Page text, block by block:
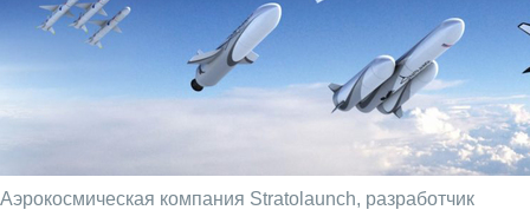
Аэрокосмическая компания Stratolaunch, разработчик